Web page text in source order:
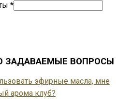
*
ЗАДАВАЕМЫЕ ВОПРОСЫ
эфирные масла, мне
арома клуб?